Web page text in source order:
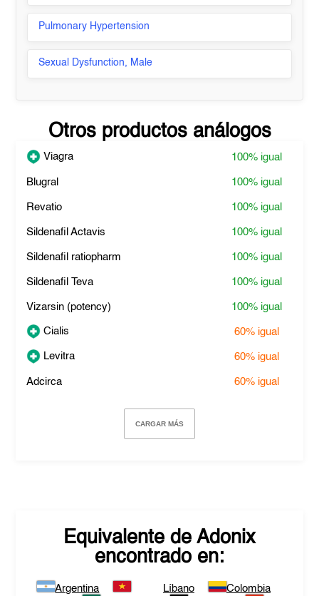
Pulmonary Hypertension
Sexual Dysfunction, Male
Otros productos análogos
Viagra 100% igual
Blugral 100% igual
Revatio 100% igual
Sildenafil Actavis 100% igual
Sildenafil ratiopharm 100% igual
Sildenafil Teva 100% igual
Vizarsin (potency) 100% igual
Cialis 60% igual
Levitra 60% igual
Adcirca 60% igual
CARGAR MÁS
Equivalente de Adonix
encontrado en:
Argentina
Líbano
Colombia